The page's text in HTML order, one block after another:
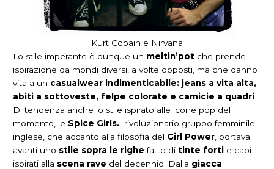
Kurt Cobain e Nirvana
Lo stile imperante è dunque un meltin’pot che prende
ispirazione da mondi diversi, a volte opposti, ma che danno
vita a un casualwear indimenticabile: jeans a vita alta,
abiti a sottoveste, felpe colorate e camicie a quadri
Di tendenza anche lo stile ispirato alle icone pop del
momento, le Spice Girls. rivoluzionario gruppo femminile
inglese, che accanto alla filosofia del Girl Power , portava
avanti uno stile sopra le righe fatto ditinte forti e capi
ispirati alla scena rave del decennio. Dalla giacca